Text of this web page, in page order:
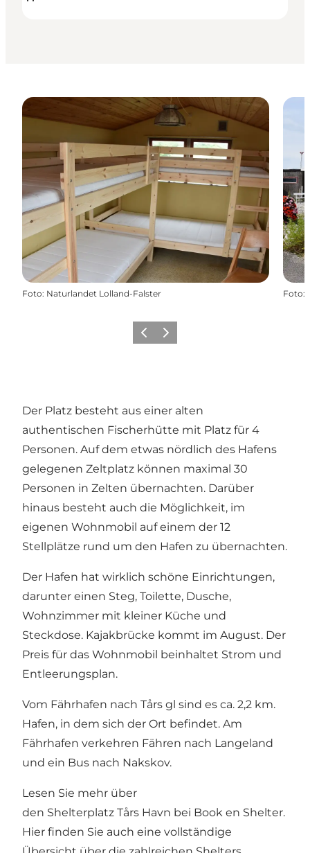
Foto: Naturlandet Lolland-Falster Foto:
ZurückWeiter
Der Platz besteht aus einer alten
authentischen Fischerhütte mit Platz für 4
Personen. Auf dem etwas nördlich des Hafens
gelegenen Zeltplatz können maximal 30
Personen in Zelten übernachten. Darüber
hinaus besteht auch die Möglichkeit, im
eigenen Wohnmobil auf einem der 12
Stellplätze rund um den Hafen zu übernachten.
Der Hafen hat wirklich schöne Einrichtungen,
darunter einen Steg, Toilette, Dusche,
Wohnzimmer mit kleiner Küche und
Steckdose. Kajakbrücke kommt im August. Der
Preis für das Wohnmobil beinhaltet Strom und
Entleerungsplan.
Vom Fährhafen nach Tårs gl sind es ca. 2,2 km.
Hafen, in dem sich der Ort befindet. Am
Fährhafen verkehren Fähren nach Langeland
und ein Bus nach Nakskov.
Lesen Sie mehr über
den Shelterplatz Tårs Havn bei Book en Shelter.
Hier finden Sie auch eine vollständige